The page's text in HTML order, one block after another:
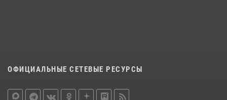
ОФИЦИАЛЬНЫЕ СЕТЕВЫЕ РЕСУРСЫ